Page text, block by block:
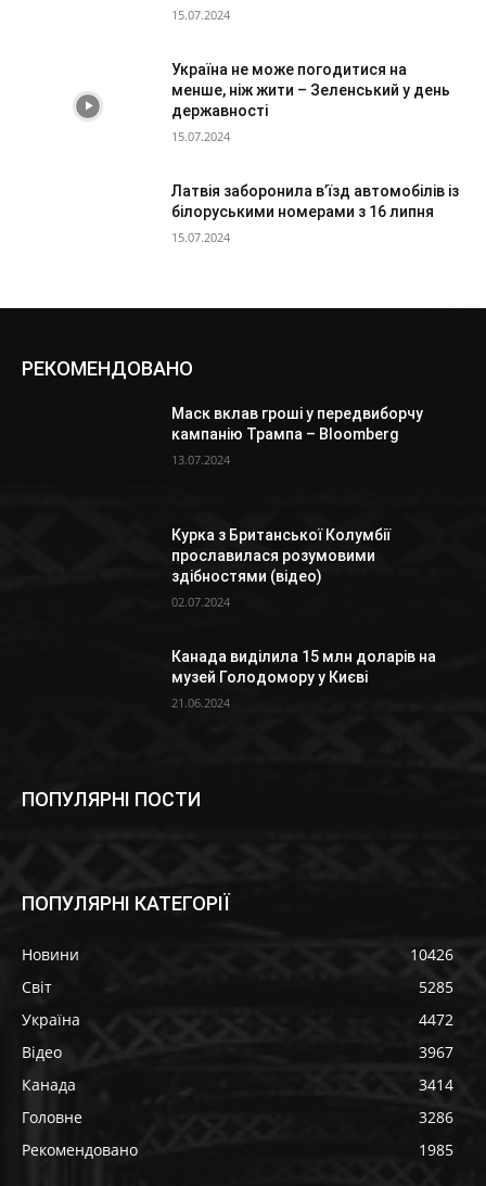
15.07.2024
Україна не може погодитися на
менше, ніж жити – Зеленський у день
державності
15.07.2024
Латвія заборонила в’їзд автомобілів із
білоруськими номерами з 16 липня
15.07.2024
РЕКОМЕНДОВАНО
Маск вклав гроші у передвиборчу
кампанію Трампа – Bloomberg
13.07.2024
Курка з Британської Колумбії
прославилася розумовими
здібностями (відео)
02.07.2024
Канада виділила 15 млн доларів на
музей Голодомору у Києві
21.06.2024
ПОПУЛЯРНІ ПОСТИ
ПОПУЛЯРНІ КАТЕГОРІЇ
Новини
10426
Світ
5285
Україна
4472
Відео
3967
Канада
3414
Головне
3286
Рекомендовано
1985